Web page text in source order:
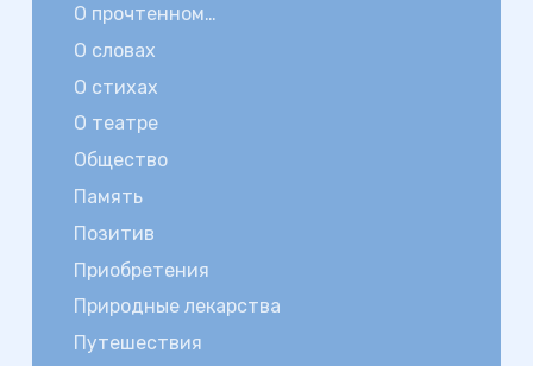
О прочтенном…
О словах
О стихах
О театре
Общество
Память
Позитив
Приобретения
Природные лекарства
Путешествия